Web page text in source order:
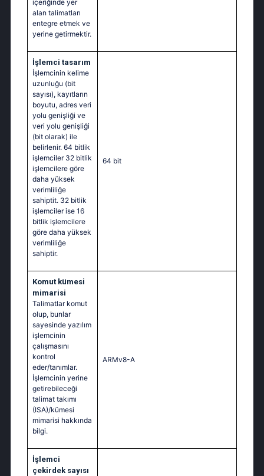
içeriğinde yer
alan talimatları
entegre etmek ve
yerine getirmektir.
İşlemci tasarım
İşlemcinin kelime
uzunluğu (bit
sayısı), kayıtların
boyutu, adres veri
yolu genişliği ve
veri yolu genişliği
(bit olarak) ile
belirlenir. 64 bitlik
işlemciler 32 bitlik
işlemcilere göre
daha yüksek
verimliliğe
sahiptit. 32 bitlik
işlemciler ise 16
bitlik işlemcilere
göre daha yüksek
verimliliğe
sahiptir.
64 bit
Komut kümesi
mimarisi
Talimatlar komut
olup, bunlar
sayesinde yazılım
işlemcinin
çalışmasını
kontrol
eder/tanımlar.
İşlemcinin yerine
getirebileceği
talimat takımı
(ISA)/kümesi
mimarisi hakkında
bilgi.
ARMv8-A
İşlemci
çekirdek sayısı